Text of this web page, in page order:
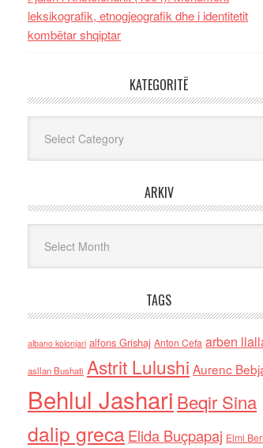
leksikografik, etnogjeografik dhe i identitetit
kombëtar shqiptar
KATEGORITË
ARKIV
TAGS
albano kolonjari alfons Grishaj Anton Cefa arben
asllan Bushati Astrit Lulushi Aurenc
Behlul Jashari Beqir Sina
dalip grecaElida Buçpapaj Elmi